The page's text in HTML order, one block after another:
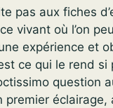
pas aux fiches
vivant où l’on
expérience et
ce qui le rend
question
premier